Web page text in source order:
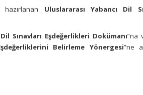
Uluslararası Yabancı Dil
Sınavları Eşdeğerlikleri Dokümanı”na
Belirleme Yönergesi”ne